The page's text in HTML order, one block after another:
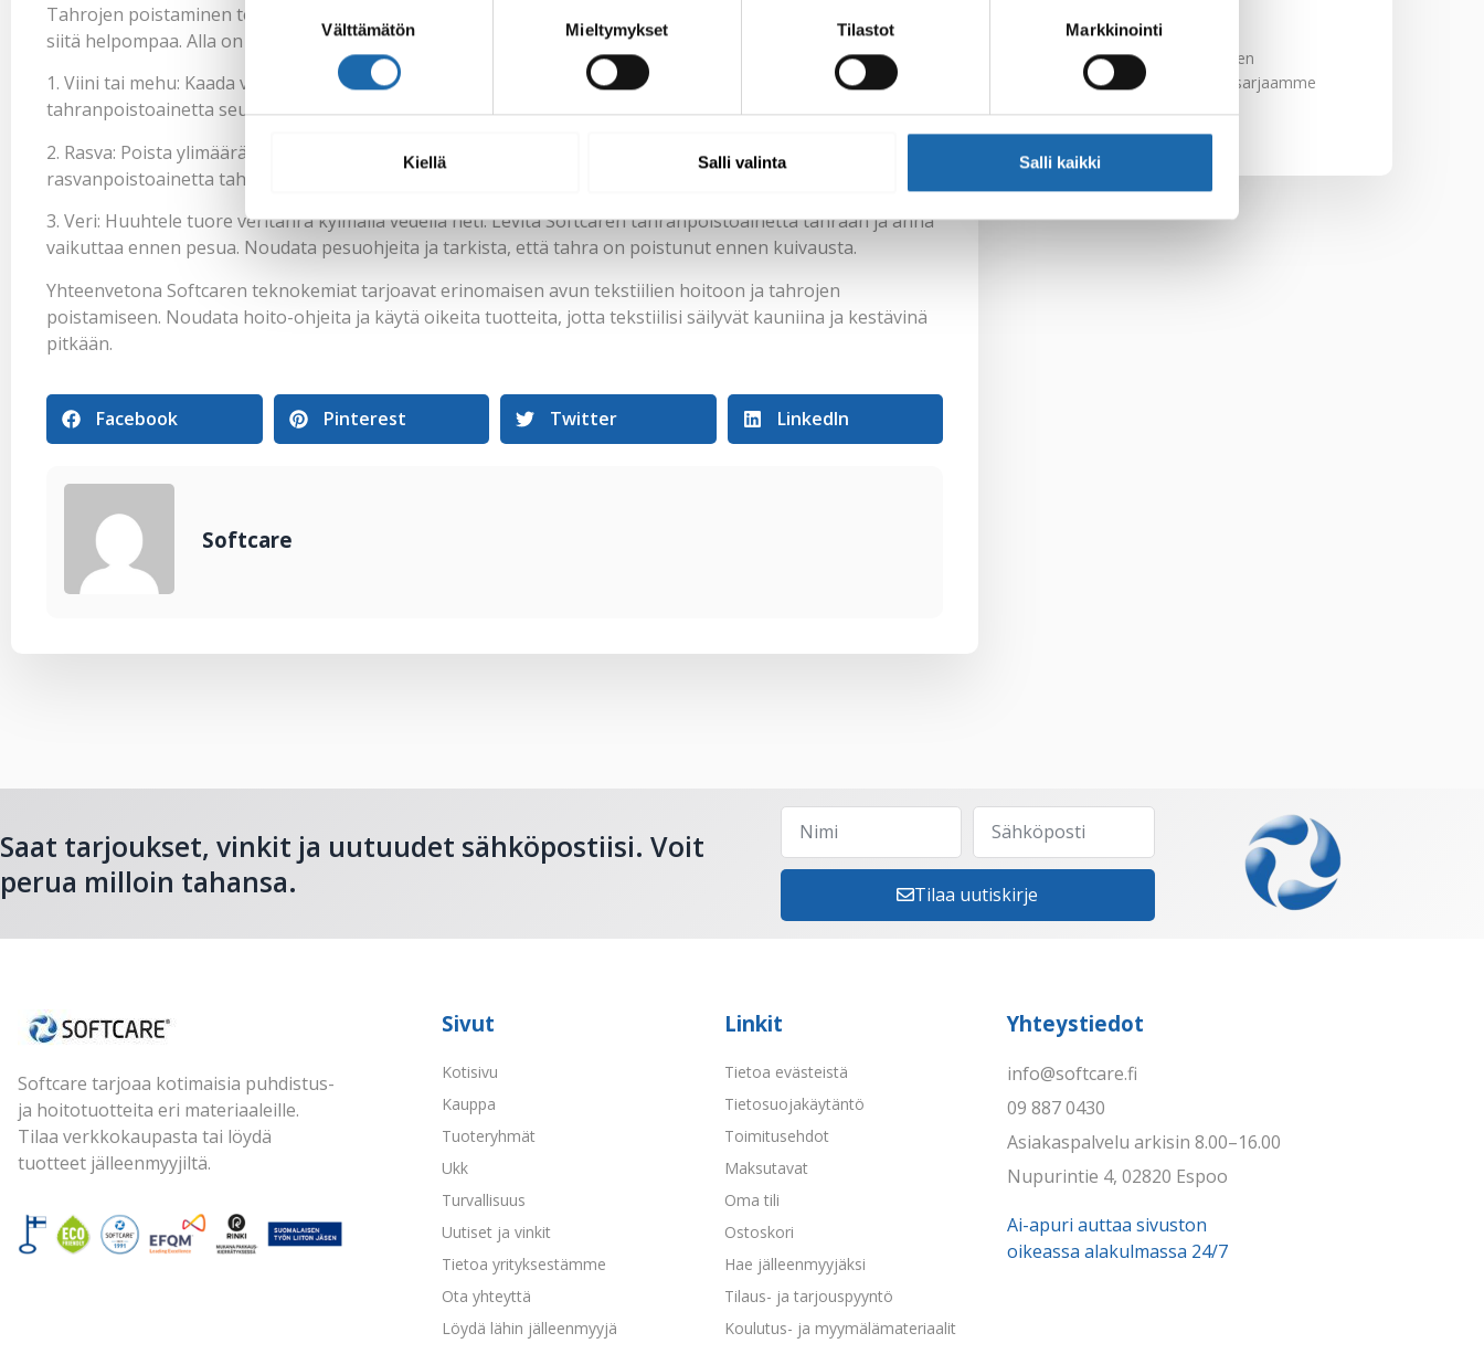
Välttämätön Mieltymykset Tilastot Markkinointi
Kiellä Salli valinta Salli kaikki
Tahrojen poistaminen tekstiileistä voi olla haastavaa, mutta Softcare tarjoaa teknokemioita, jotka tekevät
siitä helpompaa. Alla on eräitä vinkkejä yleisimpien tahrojen poistamiseen tekstiileistä:
1. Viini tai mehu: Kaada välittömästi suolaa tai soodaa tahraan imeytymisen estämiseksi. Käytä Softcaren
tahranpoistoainetta seuraavassa pesussa, ja noudata pesuohjeita huolellisesti.
2. Rasva: Poista ylimääräinen rasva varovasti paperilla tai talouspaperilla. Levitä Softcaren
rasvanpoistoainetta tahraan ja anna sen vaikuttaa hetken. Pese sitten tekstiili pesuohjeiden mukaisesti.
3. Veri: Huuhtele tuore veritahra kylmällä vedellä heti. Levitä Softcaren tahranpoistoainetta tahraan ja anna
vaikuttaa ennen pesua. Noudata pesuohjeita ja tarkista, että tahra on poistunut ennen kuivausta.
Yhteenvetona Softcaren teknokemiat tarjoavat erinomaisen avun tekstiilien hoitoon ja tahrojen
poistamiseen. Noudata hoito-ohjeita ja käytä oikeita tuotteita, jotta tekstiilisi säilyvät kauniina ja kestävinä
pitkään.
Facebook Pinterest Twitter LinkedIn
Softcare
Tutustu uuteen
kengänhoitosarjaamme
Saat tarjoukset, vinkit ja uutuudet sähköpostiisi. Voit
perua milloin tahansa.
Tilaa uutiskirje
Softcare tarjoaa kotimaisia puhdistus-
ja hoitotuotteita eri materiaaleille.
Tilaa verkkokaupasta tai löydä
tuotteet jälleenmyyjiltä.
Sivut
Kotisivu
Kauppa
Tuoteryhmät
Ukk
Turvallisuus
Uutiset ja vinkit
Tietoa yrityksestämme
Ota yhteyttä
Löydä lähin jälleenmyyjä
Linkit
Tietoa evästeistä
Tietosuojakäytäntö
Toimitusehdot
Maksutavat
Oma tili
Ostoskori
Hae jälleenmyyjäksi
Tilaus- ja tarjouspyyntö
Koulutus- ja myymälämateriaalit
Yhteystiedot
info@softcare.fi
09 887 0430
Asiakaspalvelu arkisin 8.00–16.00
Nupurintie 4, 02820 Espoo
Ai-apuri auttaa sivuston
oikeassa alakulmassa 24/7